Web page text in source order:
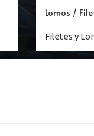
Lomos /
Filetes y